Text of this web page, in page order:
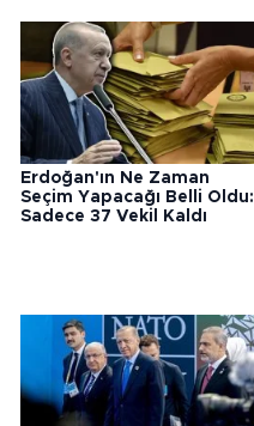
Erdoğan'ın Ne Zaman
Seçim Yapacağı Belli Oldu:
Sadece 37 Vekil Kaldı